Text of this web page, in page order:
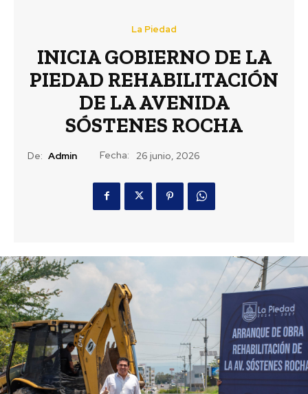
La Piedad
INICIA GOBIERNO DE LA
PIEDAD REHABILITACIÓN
DE LA AVENIDA
SÓSTENES ROCHA
De: Admin Fecha: 26 junio, 2026